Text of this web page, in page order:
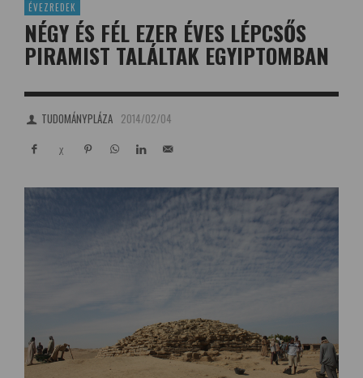
ÉVEZREDEK
NÉGY ÉS FÉL EZER ÉVES LÉPCSŐS
PIRAMIST TALÁLTAK EGYIPTOMBAN
TUDOMÁNYPLÁZA 2014/02/04